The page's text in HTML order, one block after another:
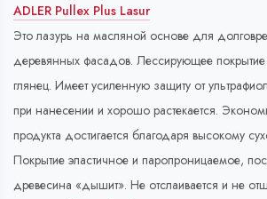
ADLER Pullex Plus Lasur
Это лазурь на масляной основе для
деревянных фасадов. Лессирующее покрытие
глянец. Имеет усиленную защиту от
при нанесении и хорошо растекается.
продукта достигается благодаря высокому
Покрытие эластичное и паропроницаемое,
древесина «дышит». Не отслаивается и не